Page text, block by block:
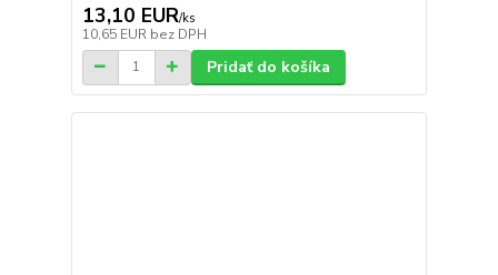
13,10 EUR/ks
10,65 EUR bez DPH
Pridať do košíka